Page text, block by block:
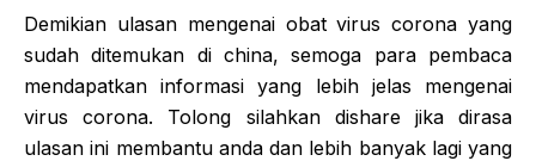
Demikian ulasan mengenai obat virus corona yang
sudah ditemukan di china, semoga para pembaca
mendapatkan informasi yang lebih jelas mengenai
virus corona. Tolong silahkan dishare jika dirasa
ulasan ini membantu anda dan lebih banyak lagi yang